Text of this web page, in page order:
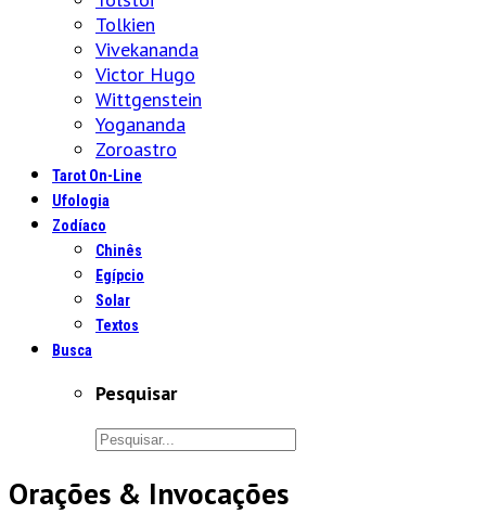
Tolkien
Vivekananda
Victor Hugo
Wittgenstein
Yogananda
Zoroastro
Tarot On-Line
Ufologia
Zodíaco
Chinês
Egípcio
Solar
Textos
Busca
Pesquisar
Orações & Invocações